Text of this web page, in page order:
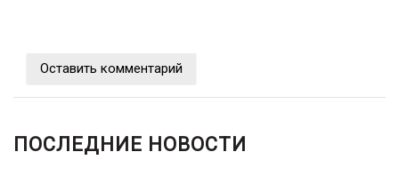
Оставить комментарий
ПОСЛЕДНИЕ НОВОСТИ